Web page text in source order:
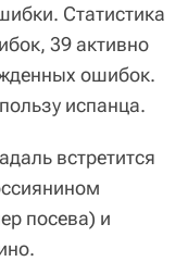
Статистика
39 активно
ошибок.
испанца.
встретится
посева) и